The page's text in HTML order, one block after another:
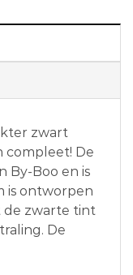
zwart
compleet! De
By-Boo en is
is ontworpen
de zwarte tint
De